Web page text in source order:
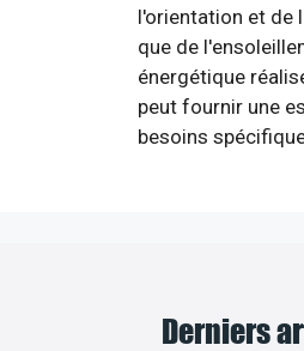
l'orientation et de
que de
énergétique
peut fournir une
besoins
Derniers